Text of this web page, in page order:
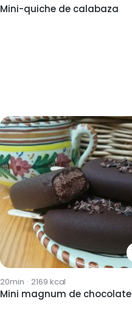
Mini-quiche de calabaza
20min · 2169 kcal
Mini magnum de chocolate